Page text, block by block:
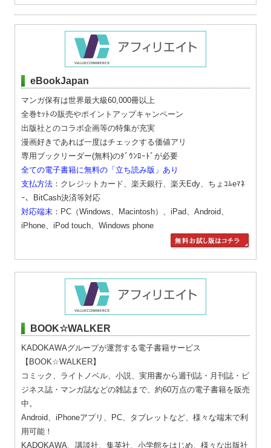
eBookJapan
マンガ保有は世界最大級60,000冊以上
全巻ｾｯﾄの販売やポイントアップキャンペーン
出版社とのコラボ企画等の特集が充実
漫画好きであれば一度はチェックする価値アリ
専用ブックリーダー(無料)のﾀﾞｳﾝﾛｰﾄﾞが必要
全ての電子書籍に無料の「立ち読み版」あり
支払方法 ：クレジットカード、楽天銀行、楽天Edy、ちょｺﾑeﾏﾈ
ｰ、BitCash決済等対応
対応端末 ：PC（Windows、Macintosh）、iPad、Android、
iPhone、iPod touch、Windows phone
BOOK☆WALKER
KADOKAWAグループが運営する電子書籍サービス
【BOOK☆WALKER】
コミック、ライトノベル、小説、実用書から週刊誌・月刊誌・ビ
ジネス誌・マンガ誌などの雑誌まで、約60万点の電子書籍を販売
中。
Android、iPhoneアプリ、PC、タブレットなど、様々な端末で利
用可能！
KADOKAWA、講談社、集英社、小学館をはじめ、様々な出版社